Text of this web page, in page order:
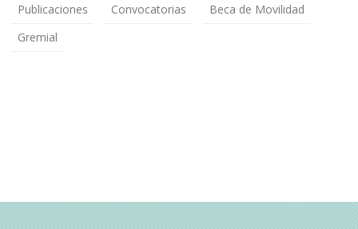
Publicaciones
Convocatorias
Beca de Movilidad
Gremial